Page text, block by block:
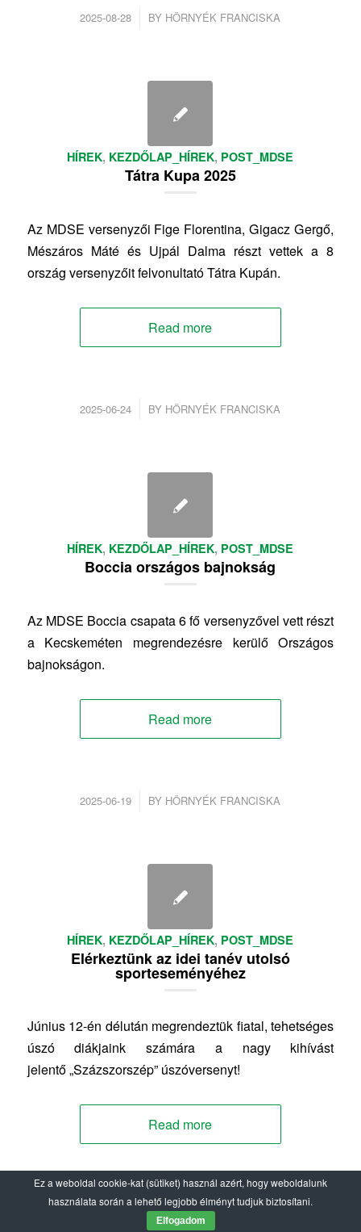
2025-08-28
/ BY HÖRNYÉK FRANCISKA
HÍREK, KEZDŐLAP_HÍREK, POST_MDSE
Tátra Kupa 2025
Az MDSE versenyzői Fige Florentina, Gigacz Gergő,
Mészáros Máté és Ujpál Dalma részt vettek a 8
ország versenyzőit felvonultató Tátra Kupán.
Read more
2025-06-24
/ BY HÖRNYÉK FRANCISKA
HÍREK, KEZDŐLAP_HÍREK, POST_MDSE
Boccia országos bajnokság
Az MDSE Boccia csapata 6 fő versenyzővel vett részt
a Kecskeméten megrendezésre kerülő Országos
bajnokságon.
Read more
2025-06-19
/ BY HÖRNYÉK FRANCISKA
HÍREK, KEZDŐLAP_HÍREK, POST_MDSE
Elérkeztünk az idei tanév utolsó
sporteseményéhez
Június 12-én délután megrendeztük fiatal, tehetséges
úszó diákjaink számára a nagy kihívást
jelentő „Százszorszép” úszóversenyt!
Read more
2025-06-16
/ BYHÖRNYÉK FRANCISKA
Ez a weboldal cookie-kat (sütiket) használ azért, hogy weboldalunk
használata során a lehető legjobb élményt tudjuk biztosítani.
Elfogadom